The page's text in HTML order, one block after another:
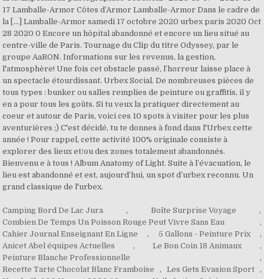
Camping Bord De Lac Jura , Boîte Surprise Voyage
,
Combien De Temps Un Poisson Rouge Peut Vivre Sans Eau
,
Cahier Journal Enseignant En Ligne
, 5 Gallons - Peinture Prix
,
Anicet Abel équipes Actuelles
, Le Bon Coin 18 Animaux
,
Peinture Blanche Professionnelle
,
Recette Tarte Chocolat Blanc Framboise
, Les Gets Evasion Sport
,